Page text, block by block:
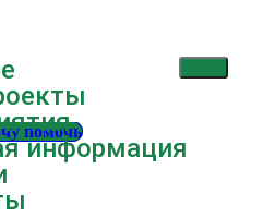
информация
помочь